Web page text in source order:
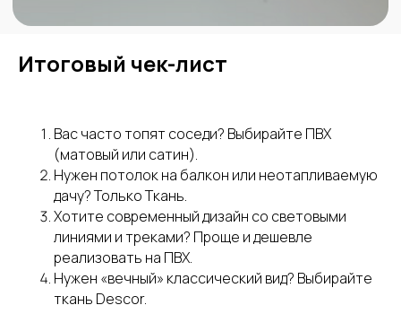
Итоговый чек-лист
Вас часто топят соседи? Выбирайте ПВХ
(матовый или сатин).
Нужен потолок на балкон или неотапливаемую
дачу? Только Ткань.
Хотите современный дизайн со световыми
линиями и треками? Проще и дешевле
реализовать на ПВХ.
Нужен «вечный» классический вид? Выбирайте
ткань Descor.
ИНН 230810624668,
ОГРНИП 324237500013020
Краснодар, Восточно-
кругликовская 76/1
Телефон:
Без выходных
Все права защищены
Политика конфиденциальности
Согласие на обработку
Карта сайта
Дилерам: